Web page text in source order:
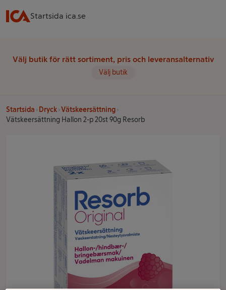
Startsida ica.se
Välj butik för rätt sortiment, pris och leveransalternativ
Välj butik
Startsida Dryck Vätskeersättning
Vätskeersättning Hallon 2-p 20st 90g Resorb